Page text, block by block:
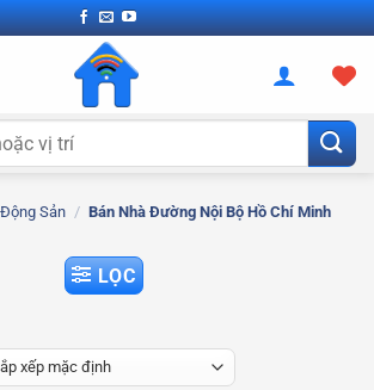
Sản / Bán Nhà Đường Nội Bộ Hồ Chí Minh
LỌC